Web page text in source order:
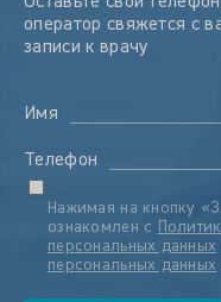
оператор свяжется с
записи к врачу
Имя
Телефон
Нажимая на кнопку
ознакомлен с
персональных данных
персональных данных